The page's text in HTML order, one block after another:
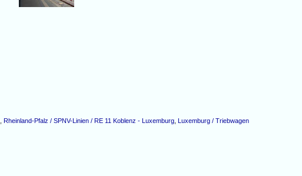
Rheinland-Pfalz / SPNV-Linien / RE 11 Koblenz - Luxemburg Luxemburg / Triebwagen